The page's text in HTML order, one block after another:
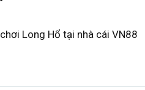
Long Hổ tại nhà cái VN88